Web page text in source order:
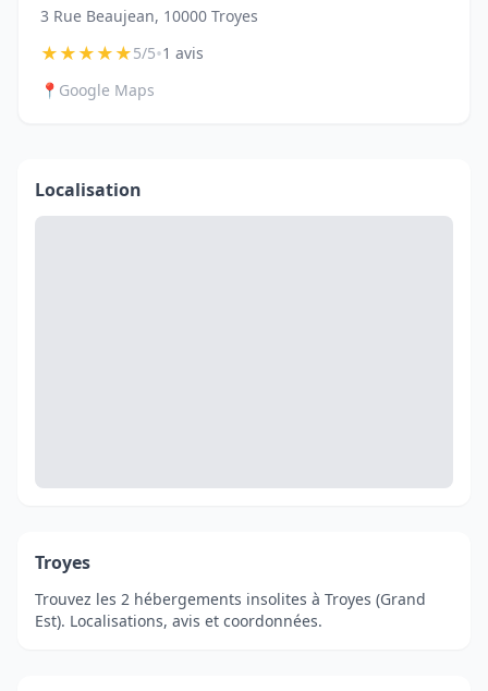
3 Rue Beaujean, 10000 Troyes
★★★★★5/5•1 avis
📍 Google Maps
Localisation
Troyes
Trouvez les 2 hébergements insolites à Troyes (Grand
Est). Localisations, avis et coordonnées.